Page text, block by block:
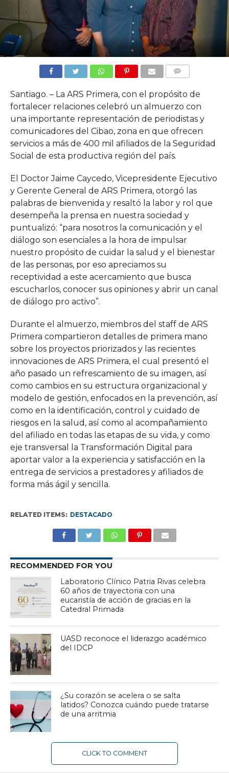
Santiago. – La ARS Primera, con el propósito de
fortalecer relaciones celebró un almuerzo con
una importante representación de periodistas y
comunicadores del Cibao, zona en que ofrecen
servicios a más de 400 mil afiliados de la Seguridad
Social de esta productiva región del país.
El Doctor Jaime Caycedo, Vicepresidente Ejecutivo
y Gerente General de ARS Primera, otorgó las
palabras de bienvenida y resaltó la labor y rol que
desempeña la prensa en nuestra sociedad y
puntualizó: “para nosotros la comunicación y el
diálogo son esenciales a la hora de impulsar
nuestro propósito de cuidar la salud y el bienestar
de las personas, por eso apreciamos su
receptividad a este acercamiento que busca
escucharlos, conocer sus opiniones y abrir un canal
de diálogo pro activo”.
Durante el almuerzo, miembros del staff de ARS
Primera compartieron detalles de primera mano
sobre los proyectos priorizados y las recientes
innovaciones de ARS Primera, el cual presentó el
año pasado un refrescamiento de su imagen, así
como cambios en su estructura organizacional y
modelo de gestión, enfocados en la prevención, así
como en la identificación, control y cuidado de
riesgos en la salud, así como al acompañamiento
del afiliado en todas las etapas de su vida, y como
eje transversal la Transformación Digital para
aportar valor a la experiencia y satisfacción en la
entrega de servicios a prestadores y afiliados de
forma más ágil y sencilla.
RELATED ITEMS: DESTACADO
RECOMMENDED FOR YOU
Laboratorio Clínico Patria Rivas celebra
60 años de trayectoria con una
eucaristía de acción de gracias en la
Catedral Primada
UASD reconoce el liderazgo académico
del IDCP
¿Su corazón se acelera o se salta
latidos? Conozca cuándo puede tratarse
de una arritmia
CLICK TO COMMENT